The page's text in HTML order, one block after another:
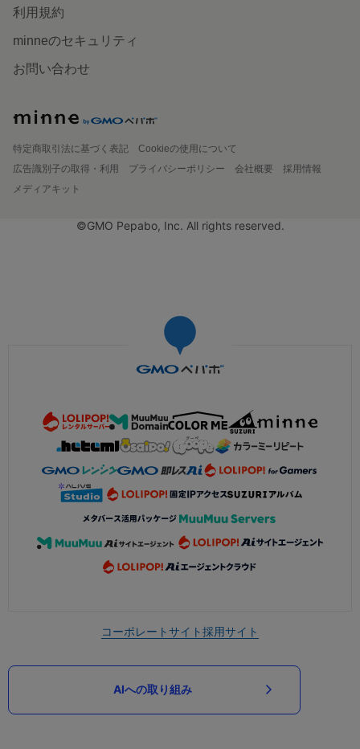
利用規約
minneのセキュリティ
お問い合わせ
特定商取引法に基づく表記
Cookieの使用について
広告識別子の取得・利用
プライバシーポリシー 会社概要
採用情報
メディアキット
©GMO Pepabo, Inc. All rights reserved.
コーポレートサイト採用サイト
AIへの取り組み